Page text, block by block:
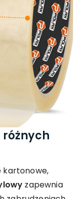
różnych
kartonowe,
zapewnia